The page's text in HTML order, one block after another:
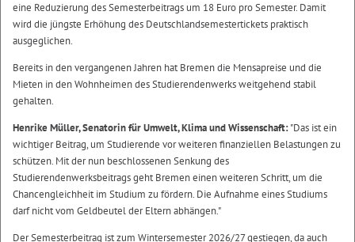
eine Reduzierung des Semesterbeitrags um 18 Euro pro Semester. Damit
wird die jüngste Erhöhung des Deutschlandsemestertickets praktisch
ausgeglichen.
Bereits in den vergangenen Jahren hat Bremen die Mensapreise und die
Mieten in den Wohnheimen des Studierendenwerks weitgehend stabil
gehalten.
Henrike Müller, Senatorin für Umwelt, Klima und Wissenschaft:"Das ist ein
wichtiger Beitrag, um Studierende vor weiteren finanziellen Belastungen zu
schützen. Mit der nun beschlossenen Senkung des
Studierendenwerksbeitrags geht Bremen einen weiteren Schritt, um die
Chancengleichheit im Studium zu fördern. Die Aufnahme eines Studiums
darf nicht vom Geldbeutel der Eltern abhängen."
Der Semesterbeitrag ist zum Wintersemester 2026/27 gestiegen, da auch